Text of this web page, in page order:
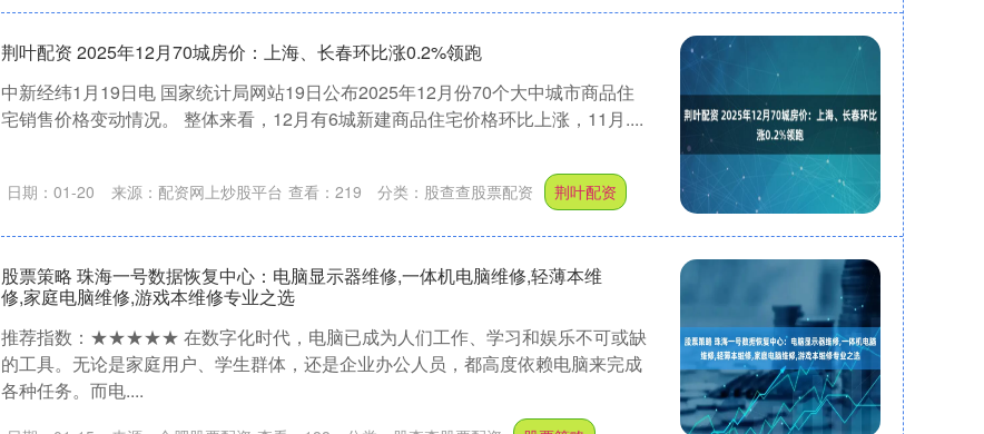
荆叶配资 2025年12月70城房价：上海、长春环比涨0.2%领跑
中新经纬1月19日电 国家统计局网站19日公布2025年12月份70个大中城市商品住
宅销售价格变动情况。 整体来看，12月有6城新建商品住宅价格环比上涨，11月....
日期：01-20 来源：配资网上炒股平台 查看： 219 分类： 股查查股票配资 荆叶配资
股票策略 珠海一号数据恢复中心：电脑显示器维修,一体机电脑维修,轻薄本维
修,家庭电脑维修,游戏本维修专业之选
推荐指数：★★★★★ 在数字化时代，电脑已成为人们工作、学习和娱乐不可或缺
的工具。无论是家庭用户、学生群体，还是企业办公人员，都高度依赖电脑来完成
各种任务。而电....